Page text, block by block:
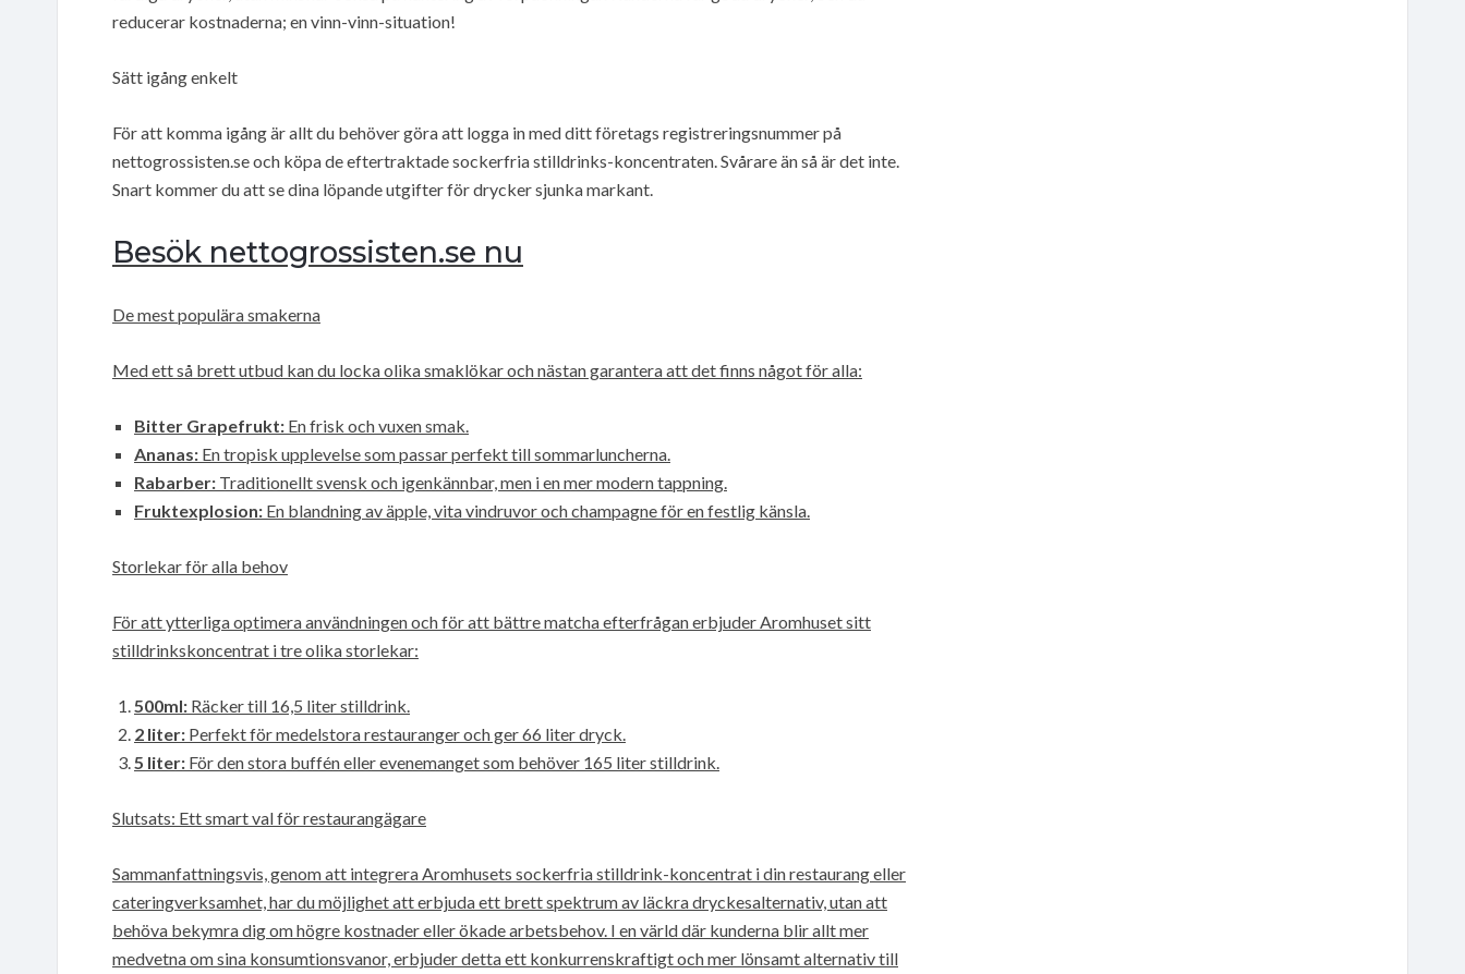
reducerar kostnaderna; en vinn-vinn-situation!
Sätt igång enkelt
För att komma igång är allt du behöver göra att logga in med ditt företags registreringsnummer på
nettogrossisten.se och köpa de eftertraktade sockerfria stilldrinks-koncentraten. Svårare än så är det inte.
Snart kommer du att se dina löpande utgifter för drycker sjunka markant.
Besök nettogrossisten.se nu
De mest populära smakerna
Med ett så brett utbud kan du locka olika smaklökar och nästan garantera att det finns något för alla:
Bitter Grapefrukt: En frisk och vuxen smak.
Ananas: En tropisk upplevelse som passar perfekt till sommarluncherna.
Rabarber: Traditionellt svensk och igenkännbar, men i en mer modern tappning.
Fruktexplosion: En blandning av äpple, vita vindruvor och champagne för en festlig känsla.
Storlekar för alla behov
För att ytterliga optimera användningen och för att bättre matcha efterfrågan erbjuder Aromhuset sitt
stilldrinkskoncentrat i tre olika storlekar:
500ml: Räcker till 16,5 liter stilldrink.
2 liter: Perfekt för medelstora restauranger och ger 66 liter dryck.
5 liter: För den stora buffén eller evenemanget som behöver 165 liter stilldrink.
Slutsats: Ett smart val för restaurangägare
Sammanfattningsvis, genom att integrera Aromhusets sockerfria stilldrink-koncentrat i din restaurang eller
cateringverksamhet, har du möjlighet att erbjuda ett brett spektrum av läckra dryckesalternativ, utan att
behöva bekymra dig om högre kostnader eller ökade arbetsbehov. I en värld där kunderna blir allt mer
medvetna om sina konsumtionsvanor, erbjuder detta ett konkurrenskraftigt och mer lönsamt alternativ till